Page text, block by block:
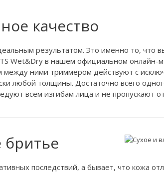
качество
результатом. Это именно то, что
Wet&Dry в нашем официальном онлайн-
между ними триммером действуют с
любой толщины. Достаточно всего
всем изгибам лица и не пропускают
бритье
последствий, а бывает, что кожа